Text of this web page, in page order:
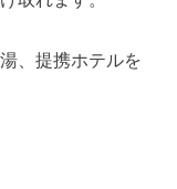
、提携ホテルを